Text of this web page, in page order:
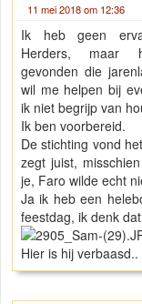
11 mei 2018 om 12:36
Ik heb geen
Herders, maar
gevonden die
wil me helpen bij
ik niet begrijp van
Ik ben voorbereid.
De stichting vond
zegt juist,
je, Faro wilde echt
Ja ik heb een
feestdag, ik denk
Hier is hij verbaasd..